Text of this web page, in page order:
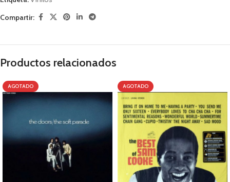
Compartir:
Productos relacionados
AGOTADO AGOTADO